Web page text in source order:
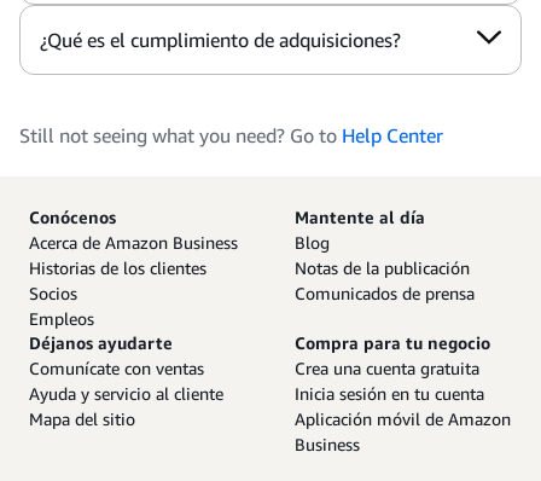
¿Qué es el cumplimiento de adquisiciones?
Still not seeing what you need? Go to Help Center
Conócenos
Acerca de Amazon Business
Historias de los clientes
Socios
Empleos
Mantente al día
Blog
Notas de la publicación
Comunicados de prensa
Déjanos ayudarte
Comunícate con ventas
Ayuda y servicio al cliente
Mapa del sitio
Compra para tu negocio
Crea una cuenta gratuita
Inicia sesión en tu cuenta
Aplicación móvil de Amazon
Business